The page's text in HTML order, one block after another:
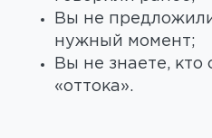
Вы не
нужный момент;
Вы не знаете, кто
«оттока».